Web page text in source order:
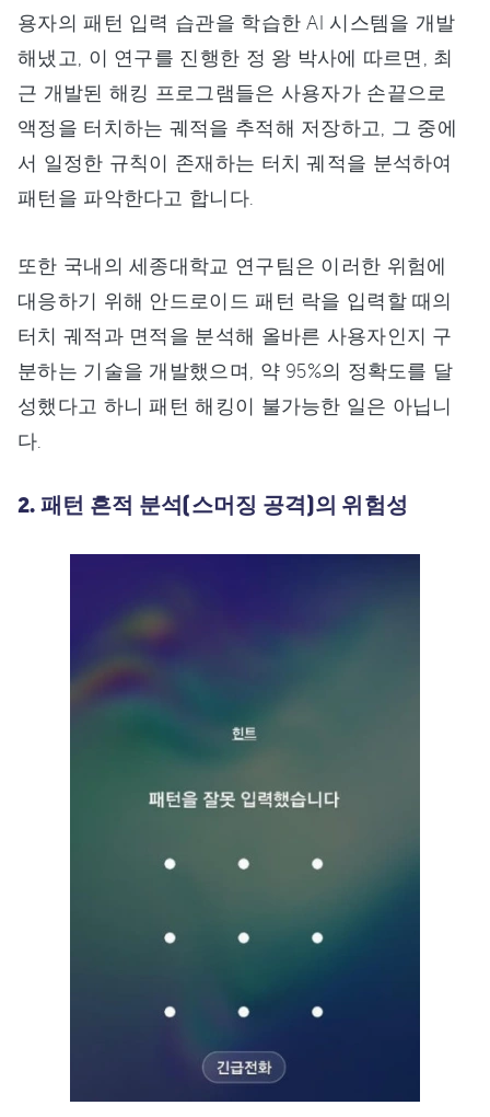
용자의 패턴 입력 습관을 학습한 AI 시스템을 개발
해냈고, 이 연구를 진행한 정 왕 박사에 따르면, 최
근 개발된 해킹 프로그램들은 사용자가 손끝으로
액정을 터치하는 궤적을 추적해 저장하고, 그 중에
서 일정한 규칙이 존재하는 터치 궤적을 분석하여
패턴을 파악한다고 합니다.
또한 국내의 세종대학교 연구팀은 이러한 위험에
대응하기 위해 안드로이드 패턴 락을 입력할 때의
터치 궤적과 면적을 분석해 올바른 사용자인지 구
분하는 기술을 개발했으며, 약 95%의 정확도를 달
성했다고 하니 패턴 해킹이 불가능한 일은 아닙니
다.
2. 패턴 흔적 분석(스머징 공격)의 위험성